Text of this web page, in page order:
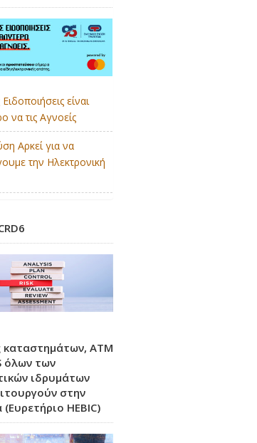
είναι
να τις Αγνοείς
Αρκεί για να
την Ηλεκτρονική
καταστημάτων, ATM
όλων των
ιδρυμάτων
στην
HEBIC)